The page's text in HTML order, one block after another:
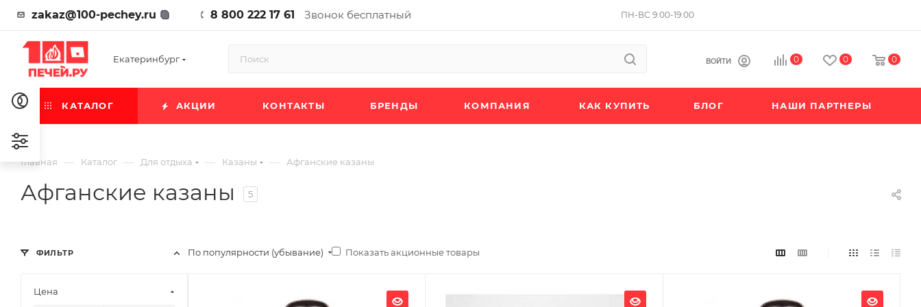
zakaz@100-pechey.ru 8 800 222 17 61 Звонок бесплатный ПН-ВС 9:00-19:00
Екатеринбург ВОЙТИ 0 0 0
КАТАЛОГ АКЦИИ КОНТАКТЫ БРЕНДЫ КОМПАНИЯ КАК КУПИТЬ БЛОГ НАШИ ПАРТНЕРЫ
Главная — Каталог — Для отдыха — Казаны — Афганские казаны
Афганские казаны 5
По популярности (убывание) Показать акционные товары
Материал изготовления
ФИЛЬТР
Цена